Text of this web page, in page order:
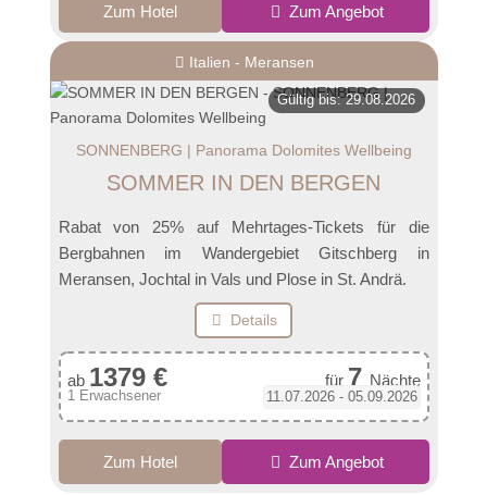
Zum Hotel Zum Angebot
Italien - Meransen
Gültig bis: 29.08.2026
SONNENBERG | Panorama Dolomites Wellbeing
SOMMER IN DEN BERGEN
Rabat von 25% auf Mehrtages-Tickets für die
Bergbahnen im Wandergebiet Gitschberg in
Meransen, Jochtal in Vals und Plose in St. Andrä.
Details
ab 1379 € für 7 Nächte
1 Erwachsener 11.07.2026 - 05.09.2026
Zum Hotel Zum Angebot